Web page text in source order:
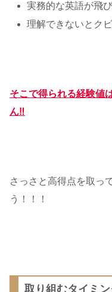
実務的な英語が飛
理解できないとク
そこで得られる経験値
ん‼
さっさと高得点を取っ
う！！！
取り組むタイミ